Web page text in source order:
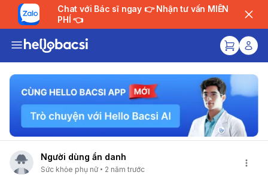
Chat với Bác sĩ ngay 👉 Nhận tư vấn MIỄN
PHÍ 👈
Người dùng ẩn danh
Sức khỏe phụ nữ 2 năm trước